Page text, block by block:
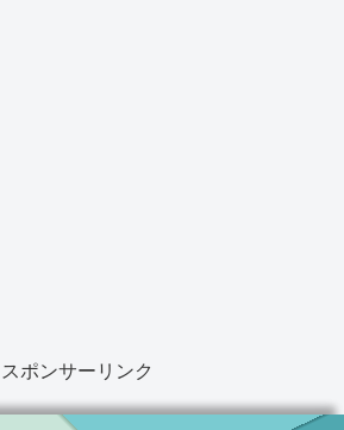
スポンサーリンク